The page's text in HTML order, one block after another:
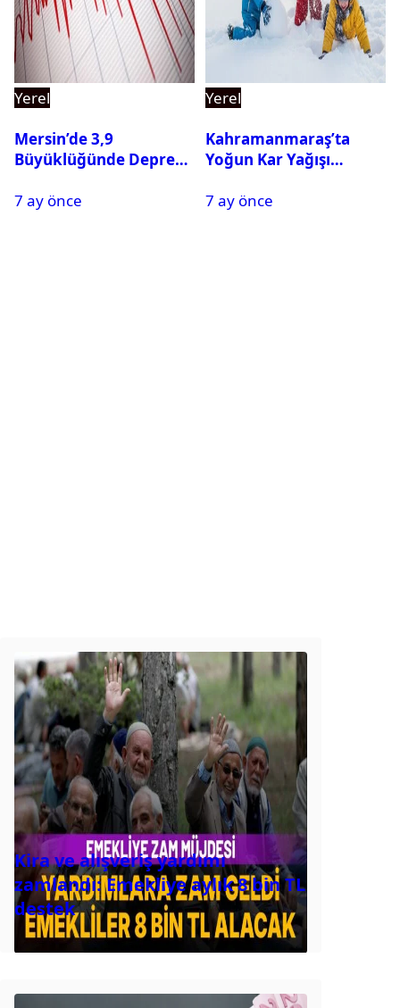
Yerel
Mersin’de 3,9
Büyüklüğünde Deprem
7 ay önce
Yerel
Kahramanmaraş’ta
Yoğun Kar Yağışı
Tatil
7 ay önce
Kira ve alışveriş yardımı
zamlandı: Emekliye aylık 8 bin TL
destek